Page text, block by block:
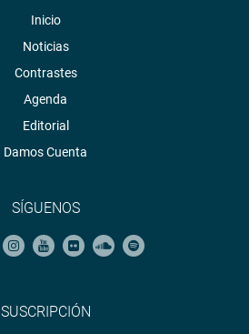
Inicio
Noticias
Contrastes
Agenda
Editorial
Damos Cuenta
SÍGUENOS
SUSCRIPCIÓN